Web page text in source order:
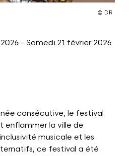
© DR
- Samedi 21 février 2026
consécutive, le festival
enflammer la ville de
musicale et les
ce festival a été
Arts de la rue,